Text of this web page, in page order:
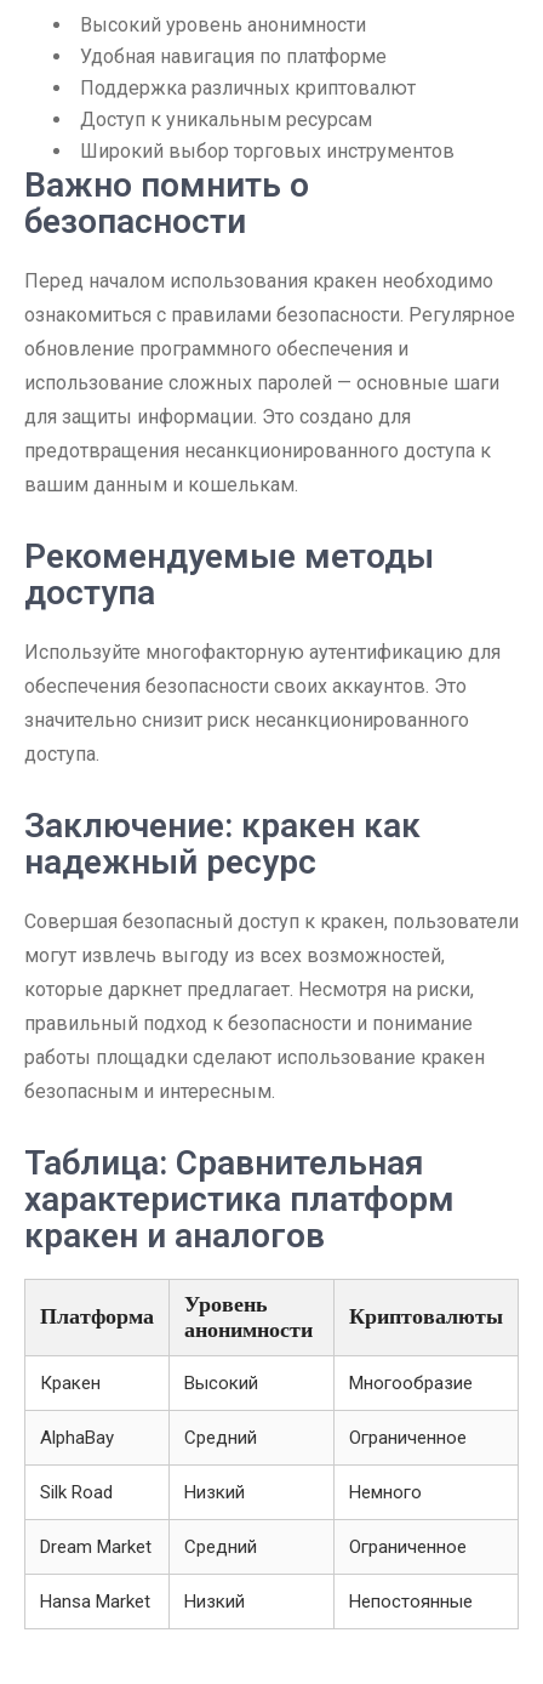
Высокий уровень анонимности
Удобная навигация по платформе
Поддержка различных криптовалют
Доступ к уникальным ресурсам
Широкий выбор торговых инструментов
Важно помнить о
безопасности
Перед началом использования кракен необходимо
ознакомиться с правилами безопасности. Регулярное
обновление программного обеспечения и
использование сложных паролей — основные шаги
для защиты информации. Это создано для
предотвращения несанкционированного доступа к
вашим данным и кошелькам.
Рекомендуемые методы
доступа
Используйте многофакторную аутентификацию для
обеспечения безопасности своих аккаунтов. Это
значительно снизит риск несанкционированного
доступа.
Заключение: кракен как
надежный ресурс
Совершая безопасный доступ к кракен, пользователи
могут извлечь выгоду из всех возможностей,
которые даркнет предлагает. Несмотря на риски,
правильный подход к безопасности и понимание
работы площадки сделают использование кракен
безопасным и интересным.
Таблица: Сравнительная
характеристика платформ
кракен и аналогов
Платформа
Уровень
анонимности
Криптовалюты
Кракен Высокий Многообразие
AlphaBay Средний Ограниченное
Silk Road Низкий Немного
Dream Market Средний Ограниченное
Hansa Market Низкий Непостоянные